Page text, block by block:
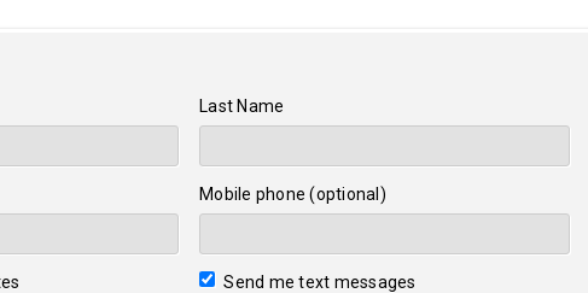
Last Name
Mobile phone (optional)
Send me text messages